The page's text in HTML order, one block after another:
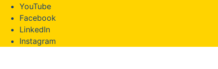
YouTube
Facebook
LinkedIn
Instagram